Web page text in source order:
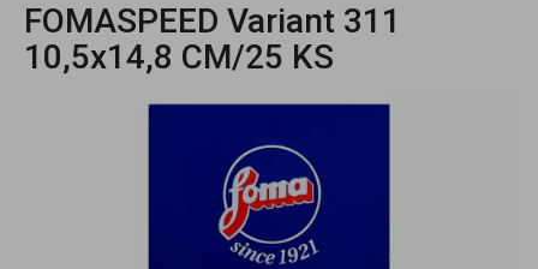
FOMASPEED Variant 311
10,5x14,8 CM/25 KS